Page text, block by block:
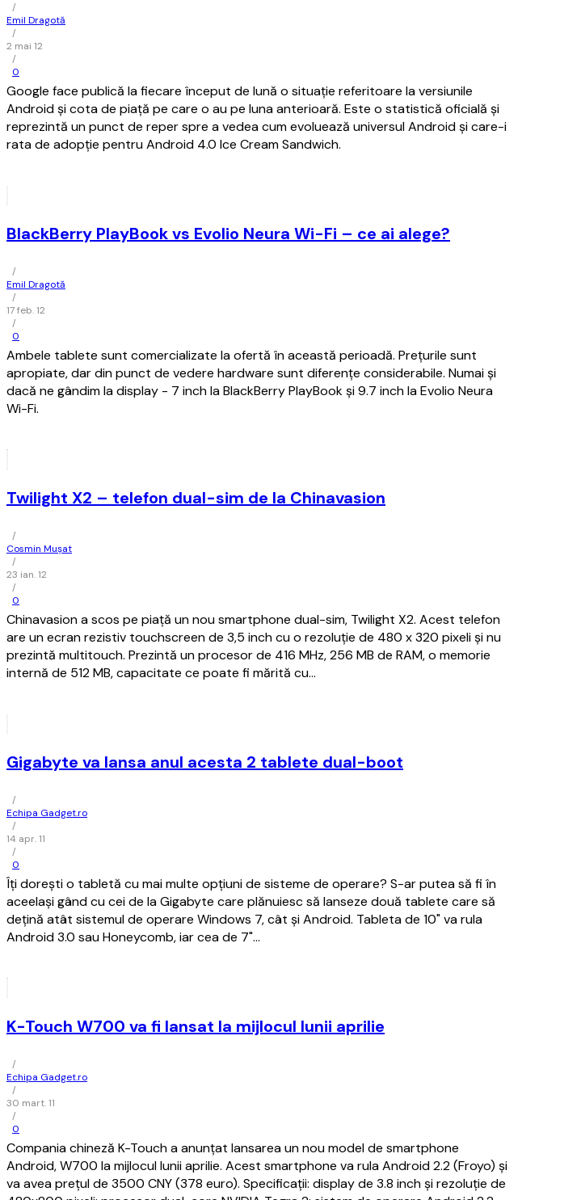
/
Emil Dragotă
/
2 mai 12
/
0
Google face publică la fiecare început de lună o situație referitoare la versiunile
Android și cota de piață pe care o au pe luna anterioară. Este o statistică oficială și
reprezintă un punct de reper spre a vedea cum evoluează universul Android și care-i
rata de adopție pentru Android 4.0 Ice Cream Sandwich.
BlackBerry PlayBook vs Evolio Neura Wi-Fi – ce ai alege?
/
Emil Dragotă
/
17 feb. 12
/
0
Ambele tablete sunt comercializate la ofertă în această perioadă. Prețurile sunt
apropiate, dar din punct de vedere hardware sunt diferențe considerabile. Numai și
dacă ne gândim la display - 7 inch la BlackBerry PlayBook și 9.7 inch la Evolio Neura
Wi-Fi.
Twilight X2 – telefon dual-sim de la Chinavasion
/
Cosmin Mușat
/
23 ian. 12
/
0
Chinavasion a scos pe piaţă un nou smartphone dual-sim, Twilight X2. Acest telefon
are un ecran rezistiv touchscreen de 3,5 inch cu o rezoluţie de 480 x 320 pixeli şi nu
prezintă multitouch. Prezintă un procesor de 416 MHz, 256 MB de RAM, o memorie
internă de 512 MB, capacitate ce poate fi mărită cu…
Gigabyte va lansa anul acesta 2 tablete dual-boot
/
Echipa Gadget.ro
/
14 apr. 11
/
0
Îți dorești o tabletă cu mai multe opțiuni de sisteme de operare? S-ar putea să fi în
aceelași gând cu cei de la Gigabyte care plănuiesc să lanseze două tablete care să
dețină atât sistemul de operare Windows 7, cât și Android. Tableta de 10" va rula
Android 3.0 sau Honeycomb, iar cea de 7"…
K-Touch W700 va fi lansat la mijlocul lunii aprilie
/
Echipa Gadget.ro
/
30 mart. 11
/
0
Compania chineză K-Touch a anunțat lansarea un nou model de smartphone
Android, W700 la mijlocul lunii aprilie. Acest smartphone va rula Android 2.2 (Froyo) și
va avea prețul de 3500 CNY (378 euro). Specificații: display de 3.8 inch și rezoluție de